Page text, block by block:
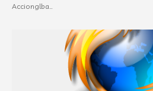
Accionglba…